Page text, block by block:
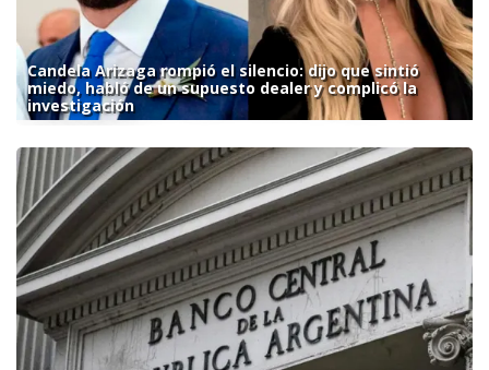
Candela Arizaga rompió el silencio: dijo que sintió
miedo, habló de un supuesto dealer y complicó la
investigación